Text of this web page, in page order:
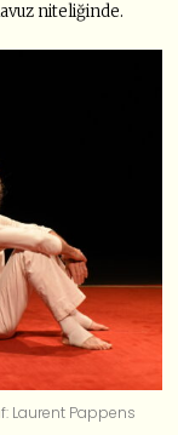
niteliğinde.
Laurent Pappens